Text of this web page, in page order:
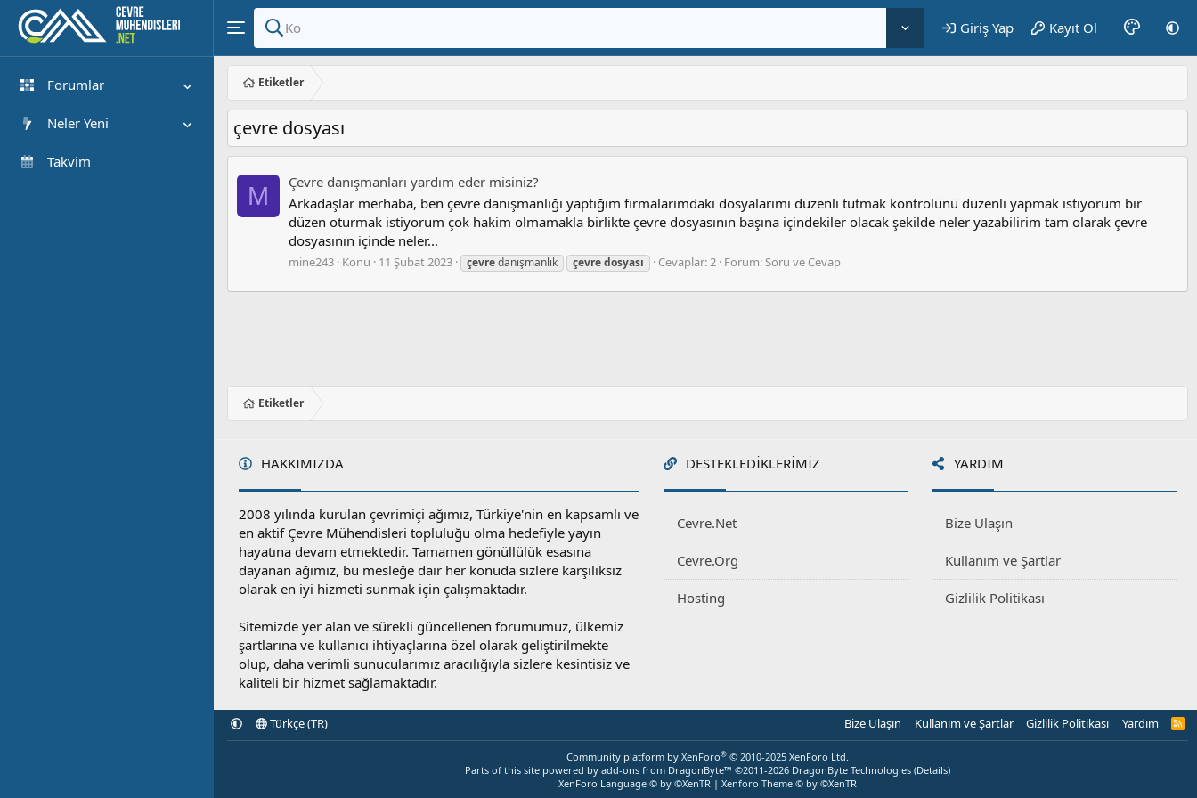
Forumlar
Yeni Mesajlar
Neler Yeni
Öne çıkan içerik
Takvim
Giriş Yap Kayıt Ol
Etiketler
çevre dosyası
M
Çevre danışmanları yardım eder misiniz?
Arkadaşlar merhaba, ben çevre danışmanlığı yaptığım firmalarımdaki dosyalarımı düzenli tutmak kontrolünü düzenli yapmak istiyorum bir
düzen oturmak istiyorum çok hakim olmamakla birlikte çevre dosyasının başına içindekiler olacak şekilde neler yazabilirim tam olarak çevre
dosyasının içinde neler...
mine243 Konu 11 Şubat 2023 çevredanışmanlık çevredosyası Cevaplar: 2 Forum:Soru ve Cevap
Etiketler
HAKKIMIZDA
2008 yılında kurulan çevrimiçi ağımız, Türkiye'nin en kapsamlı ve
en aktif Çevre Mühendisleri topluluğu olma hedefiyle yayın
hayatına devam etmektedir. Tamamen gönüllülük esasına
dayanan ağımız, bu mesleğe dair her konuda sizlere karşılıksız
olarak en iyi hizmeti sunmak için çalışmaktadır.
Sitemizde yer alan ve sürekli güncellenen forumumuz, ülkemiz
şartlarına ve kullanıcı ihtiyaçlarına özel olarak geliştirilmekte
olup, daha verimli sunucularımız aracılığıyla sizlere kesintisiz ve
kaliteli bir hizmet sağlamaktadır.
DESTEKLEDIKLERIMIZ
Cevre.Net
Cevre.Org
Hosting
YARDIM
Bize Ulaşın
Kullanım ve Şartlar
Gizlilik Politikası
Türkçe (TR) Bize Ulaşın Kullanım ve Şartlar Gizlilik Politikası Yardım
R
Community platform by XenForo® © 2010-2025 XenForo Ltd.
Parts of this site powered by add-ons from DragonByte™ ©2011-2026 DragonByte Technologies (Details)
XenForo Language © by ©XenTR | Xenforo Theme © by ©XenTR